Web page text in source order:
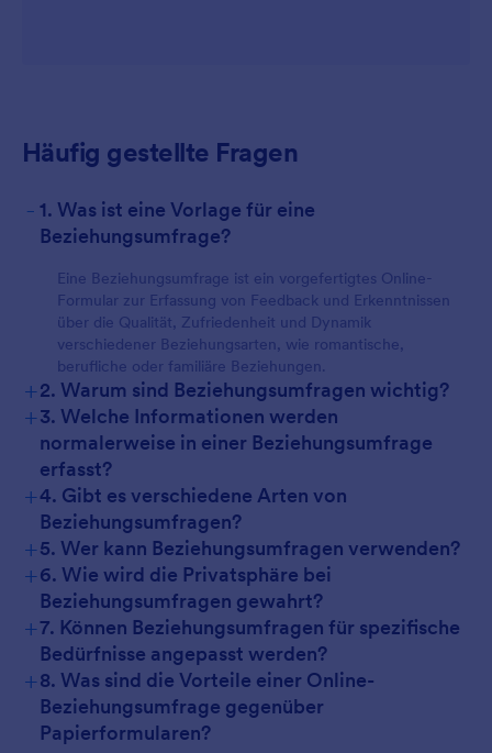
Häufig gestellte Fragen
- 1. Was ist eine Vorlage für eine
Beziehungsumfrage?
Eine Beziehungsumfrage ist ein vorgefertigtes Online-
Formular zur Erfassung von Feedback und Erkenntnissen
über die Qualität, Zufriedenheit und Dynamik
verschiedener Beziehungsarten, wie romantische,
berufliche oder familiäre Beziehungen.
+2. Warum sind Beziehungsumfragen wichtig?
+3. Welche Informationen werden
normalerweise in einer Beziehungsumfrage
erfasst?
+4. Gibt es verschiedene Arten von
Beziehungsumfragen?
+5. Wer kann Beziehungsumfragen verwenden?
+6. Wie wird die Privatsphäre bei
Beziehungsumfragen gewahrt?
+7. Können Beziehungsumfragen für spezifische
Bedürfnisse angepasst werden?
+8. Was sind die Vorteile einer Online-
Beziehungsumfrage gegenüber
Papierformularen?